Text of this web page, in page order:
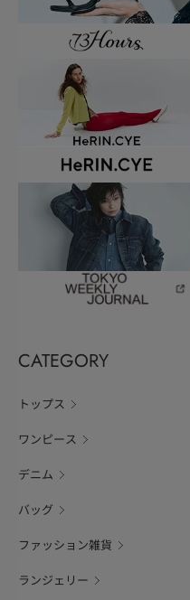
CATEGORY
トップス
ワンピース
デニム
バッグ
ファッション雑貨
ランジェリー